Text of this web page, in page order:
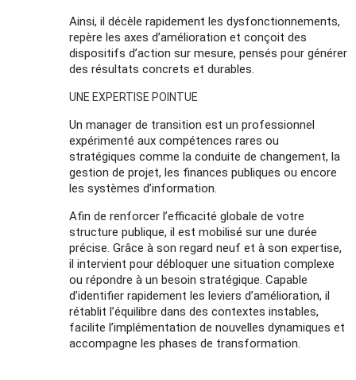
Ainsi, il décèle rapidement les dysfonctionnements,
repère les axes d’amélioration et conçoit des
dispositifs d’action sur mesure, pensés pour générer
des résultats concrets et durables.
UNE EXPERTISE POINTUE
Un manager de transition est un professionnel
expérimenté aux compétences rares ou
stratégiques comme la conduite de changement, la
gestion de projet, les finances publiques ou encore
les systèmes d’information.
Afin de renforcer l’efficacité globale de votre
structure publique, il est mobilisé sur une durée
précise. Grâce à son regard neuf et à son expertise,
il intervient pour débloquer une situation complexe
ou répondre à un besoin stratégique. Capable
d’identifier rapidement les leviers d’amélioration, il
rétablit l’équilibre dans des contextes instables,
facilite l’implémentation de nouvelles dynamiques et
accompagne les phases de transformation.